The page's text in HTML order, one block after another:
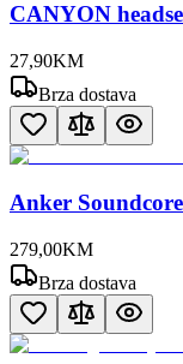
CANYON
27,90KM
Brza dostava
Anker
279,00KM
Brza dostava